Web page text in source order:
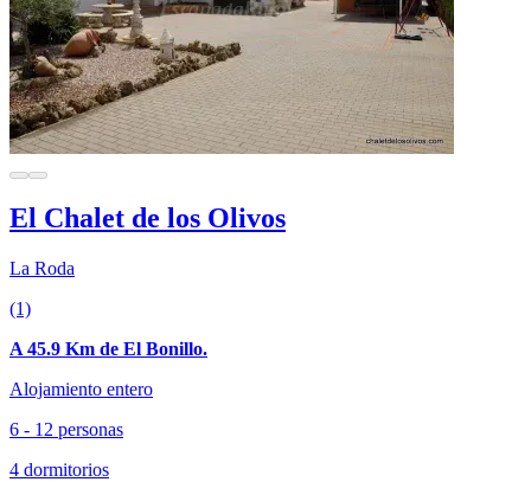
El Chalet de los Olivos
La Roda
(1)
A 45.9 Km de El Bonillo.
Alojamiento entero
6 - 12 personas
4 dormitorios